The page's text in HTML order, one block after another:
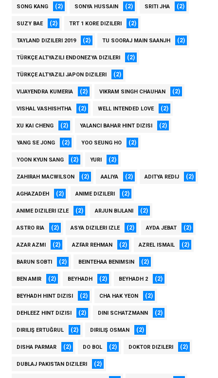
SONG KANG (2) SONYA HUSSAIN (2) SRITI JHA (2)
SUZY BAE (2) TRT 1 KORE DIZILERI (2)
TAYLAND DIZILERI 2019 (2) TU SOORAJ MAIN SAANJH (2)
TÜRKÇE ALTYAZILI ENDONEZYA DIZILERI (2)
TÜRKÇE ALTYAZILI JAPON DIZILERI (2)
VIJAYENDRA KUMERIA (2) VIKRAM SINGH CHAUHAN (2)
VISHAL VASHISHTHA (2) WELL INTENDED LOVE (2)
XU KAI CHENG (2) YALANCI BAHAR HINT DIZISI (2)
YANG SE JONG (2) YOO SEUNG HO (2)
YOON KYUN SANG (2) YURI (2)
ZAHIRAH MACWILSON (2) AALIYA (2) ADITYA REDIJ (2)
AGHAZADEH (2) ANIME DIZILERI (2)
ANIME DIZILERI IZLE (2) ARJUN BIJLANI (2)
ASTRO RIA (2) ASYA DIZILERI IZLE (2) AYDA JEBAT (2)
AZAR AZMI (2) AZFAR REHMAN (2) AZREL ISMAIL (2)
BARUN SOBTI (2) BEINTEHAA BENIMSIN (2)
BEN AMIR (2) BEYHADH (2) BEYHADH 2 (2)
BEYHADH HINT DIZISI (2) CHA HAK YEON (2)
DEHLEEZ HINT DIZISI (2) DINI SCHATZMANN (2)
DIRILIŞ ERTUĞRUL (2) DIRILIŞ OSMAN (2)
DISHA PARMAR (2) DO BOL (2) DOKTOR DIZILERI (2)
DUBLAJ PAKISTAN DIZILERI (2)